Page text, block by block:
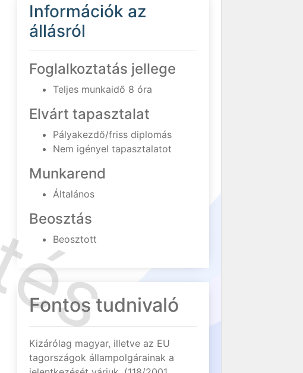
Információk az
állásról
Foglalkoztatás jellege
Teljes munkaidő 8 óra
Elvárt tapasztalat
Pályakezdő/friss diplomás
Nem igényel tapasztalatot
Munkarend
Általános
Beosztás
Beosztott
Fontos tudnivaló
Kizárólag magyar, illetve az EU
tagországok állampolgárainak a